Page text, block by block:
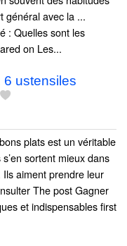
général avec la ...
: Quelles sont les
on Les...
6 ustensiles
plats est un véritable
sortent mieux dans
aiment prendre leur
The post Gagner
et indispensables first